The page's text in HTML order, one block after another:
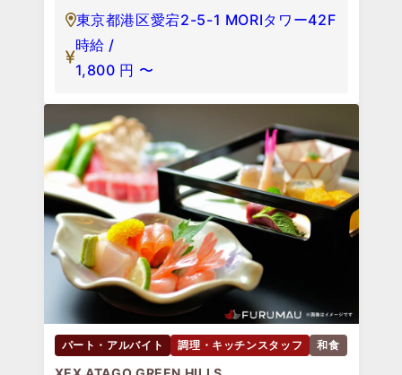
東京都港区愛宕2-5-1 MORIタワー42F
時給 /
1,800 円 〜
パート・アルバイト 調理・キッチンスタッフ 和食